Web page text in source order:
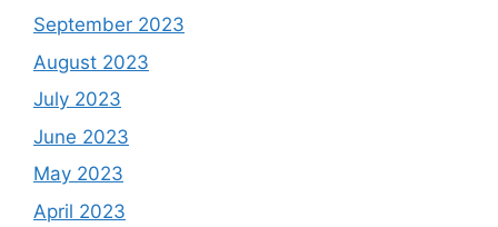
September 2023
August 2023
July 2023
June 2023
May 2023
April 2023